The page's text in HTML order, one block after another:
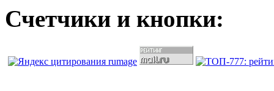
Счетчики и кнопки: